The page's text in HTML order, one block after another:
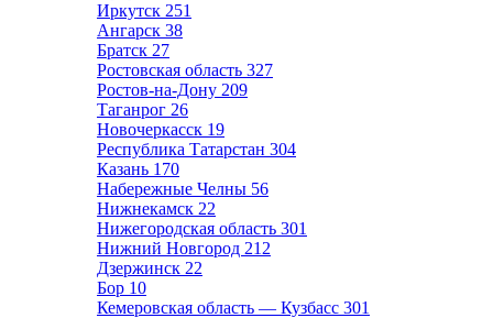
Иркутск 251
Ангарск 38
Братск 27
Ростовская область 327
Ростов-на-Дону 209
Таганрог 26
Новочеркасск 19
Республика Татарстан 304
Казань 170
Набережные Челны 56
Нижнекамск 22
Нижегородская область 301
Нижний Новгород 212
Дзержинск 22
Бор 10
Кемеровская область — Кузбасс 301